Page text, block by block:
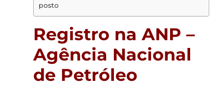
posto
Registro na ANP –
Agência Nacional
de Petróleo